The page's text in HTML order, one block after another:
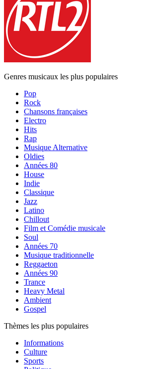
Genres musicaux les plus populaires
Pop
Rock
Chansons françaises
Electro
Hits
Rap
Musique Alternative
Oldies
Années 80
House
Indie
Classique
Jazz
Latino
Chillout
Film et Comédie musicale
Soul
Années 70
Musique traditionnelle
Reggaeton
Années 90
Trance
Heavy Metal
Ambient
Gospel
Thèmes les plus populaires
Informations
Culture
Sports